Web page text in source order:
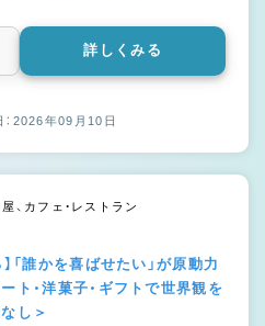
詳しくみる
：2026年09月10日
、カフェ・レストラン
「誰かを喜ばせたい」が原動力
・洋菓子・ギフトで世界観を
し＞